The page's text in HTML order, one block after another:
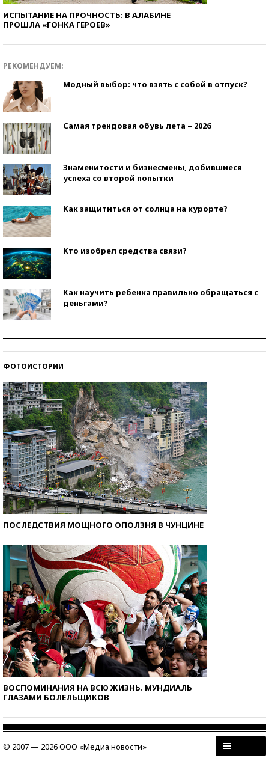
ИСПЫТАНИЕ НА ПРОЧНОСТЬ: В АЛАБИНЕ
ПРОШЛА «ГОНКА ГЕРОЕВ»
РЕКОМЕНДУЕМ:
Модный выбор: что взять с собой в отпуск?
Самая трендовая обувь лета – 2026
Знаменитости и бизнесмены, добившиеся
успеха со второй попытки
Как защититься от солнца на курорте?
Кто изобрел средства связи?
Как научить ребенка правильно обращаться с
деньгами?
ФОТОИСТОРИИ
ПОСЛЕДСТВИЯ МОЩНОГО ОПОЛЗНЯ В ЧУНЦИНЕ
ВОСПОМИНАНИЯ НА ВСЮ ЖИЗНЬ. МУНДИАЛЬ
ГЛАЗАМИ БОЛЕЛЬЩИКОВ
© 2007 — 2026 ООО «Медиа новости»